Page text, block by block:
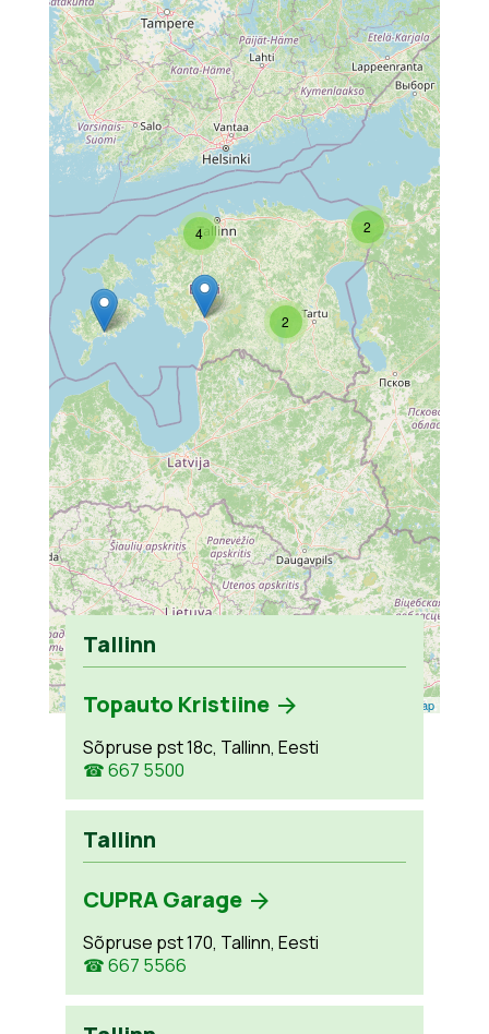
2
2
4
Leaflet OpenStreetMap
Tallinn
Topauto Kristiine
Sõpruse pst 18c, Tallinn, Eesti
☎ 667 5500
Tallinn
CUPRA Garage
Sõpruse pst 170, Tallinn, Eesti
☎ 667 5566